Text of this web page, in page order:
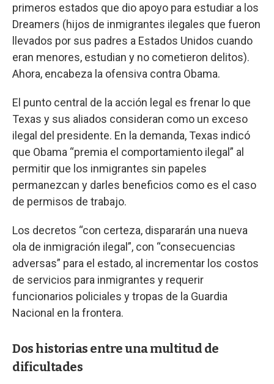
primeros estados que dio apoyo para estudiar a los
Dreamers (hijos de inmigrantes ilegales que fueron
llevados por sus padres a Estados Unidos cuando
eran menores, estudian y no cometieron delitos).
Ahora, encabeza la ofensiva contra Obama.
El punto central de la acción legal es frenar lo que
Texas y sus aliados consideran como un exceso
ilegal del presidente. En la demanda, Texas indicó
que Obama “premia el comportamiento ilegal” al
permitir que los inmigrantes sin papeles
permanezcan y darles beneficios como es el caso
de permisos de trabajo.
Los decretos “con certeza, dispararán una nueva
ola de inmigración ilegal”, con “consecuencias
adversas” para el estado, al incrementar los costos
de servicios para inmigrantes y requerir
funcionarios policiales y tropas de la Guardia
Nacional en la frontera.
Dos historias entre una multitud de
dificultades